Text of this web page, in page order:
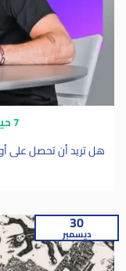
7 حيل إنتاجية جعلتني مليونيراً
هل تريد أن تحصل على
30
ديسمبر